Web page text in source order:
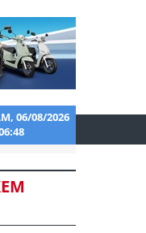
06/08/2026